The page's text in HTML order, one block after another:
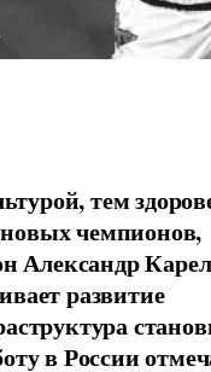
тем
чемпионов,
Александр
развитие
в России